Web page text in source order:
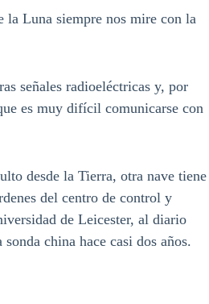
la Luna siempre nos mire con la
señales radioeléctricas y, por
es muy difícil comunicarse con
desde la Tierra, otra nave tiene
del centro de control y
de Leicester, al diario
china hace casi dos años.